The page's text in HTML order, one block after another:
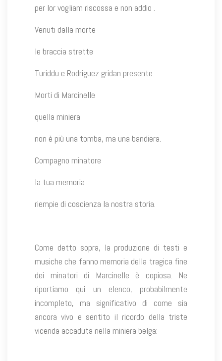
per lor vogliam riscossa e non addio .
Venuti dalla morte
le braccia strette
Turiddu e Rodriguez gridan presente.
Morti di Marcinelle
quella miniera
non è più una tomba, ma una bandiera.
Compagno minatore
la tua memoria
riempie di coscienza la nostra storia.
Come detto sopra, la produzione di testi e
musiche che fanno memoria della tragica fine
dei minatori di Marcinelle è copiosa. Ne
riportiamo qui un elenco, probabilmente
incompleto, ma significativo di come sia
ancora vivo e sentito il ricordo della triste
vicenda accaduta nella miniera belga: